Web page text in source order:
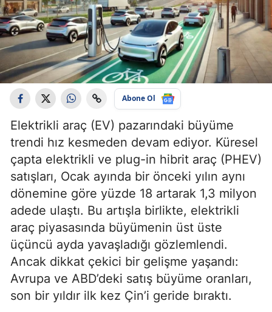
Abone Ol
Elektrikli araç (EV) pazarındaki büyüme
trendi hız kesmeden devam ediyor. Küresel
çapta elektrikli ve plug-in hibrit araç (PHEV)
satışları, Ocak ayında bir önceki yılın aynı
dönemine göre yüzde 18 artarak 1,3 milyon
adede ulaştı. Bu artışla birlikte, elektrikli
araç piyasasında büyümenin üst üste
üçüncü ayda yavaşladığı gözlemlendi.
Ancak dikkat çekici bir gelişme yaşandı:
Avrupa ve ABD’deki satış büyüme oranları,
son bir yıldır ilk kez Çin’i geride bıraktı.